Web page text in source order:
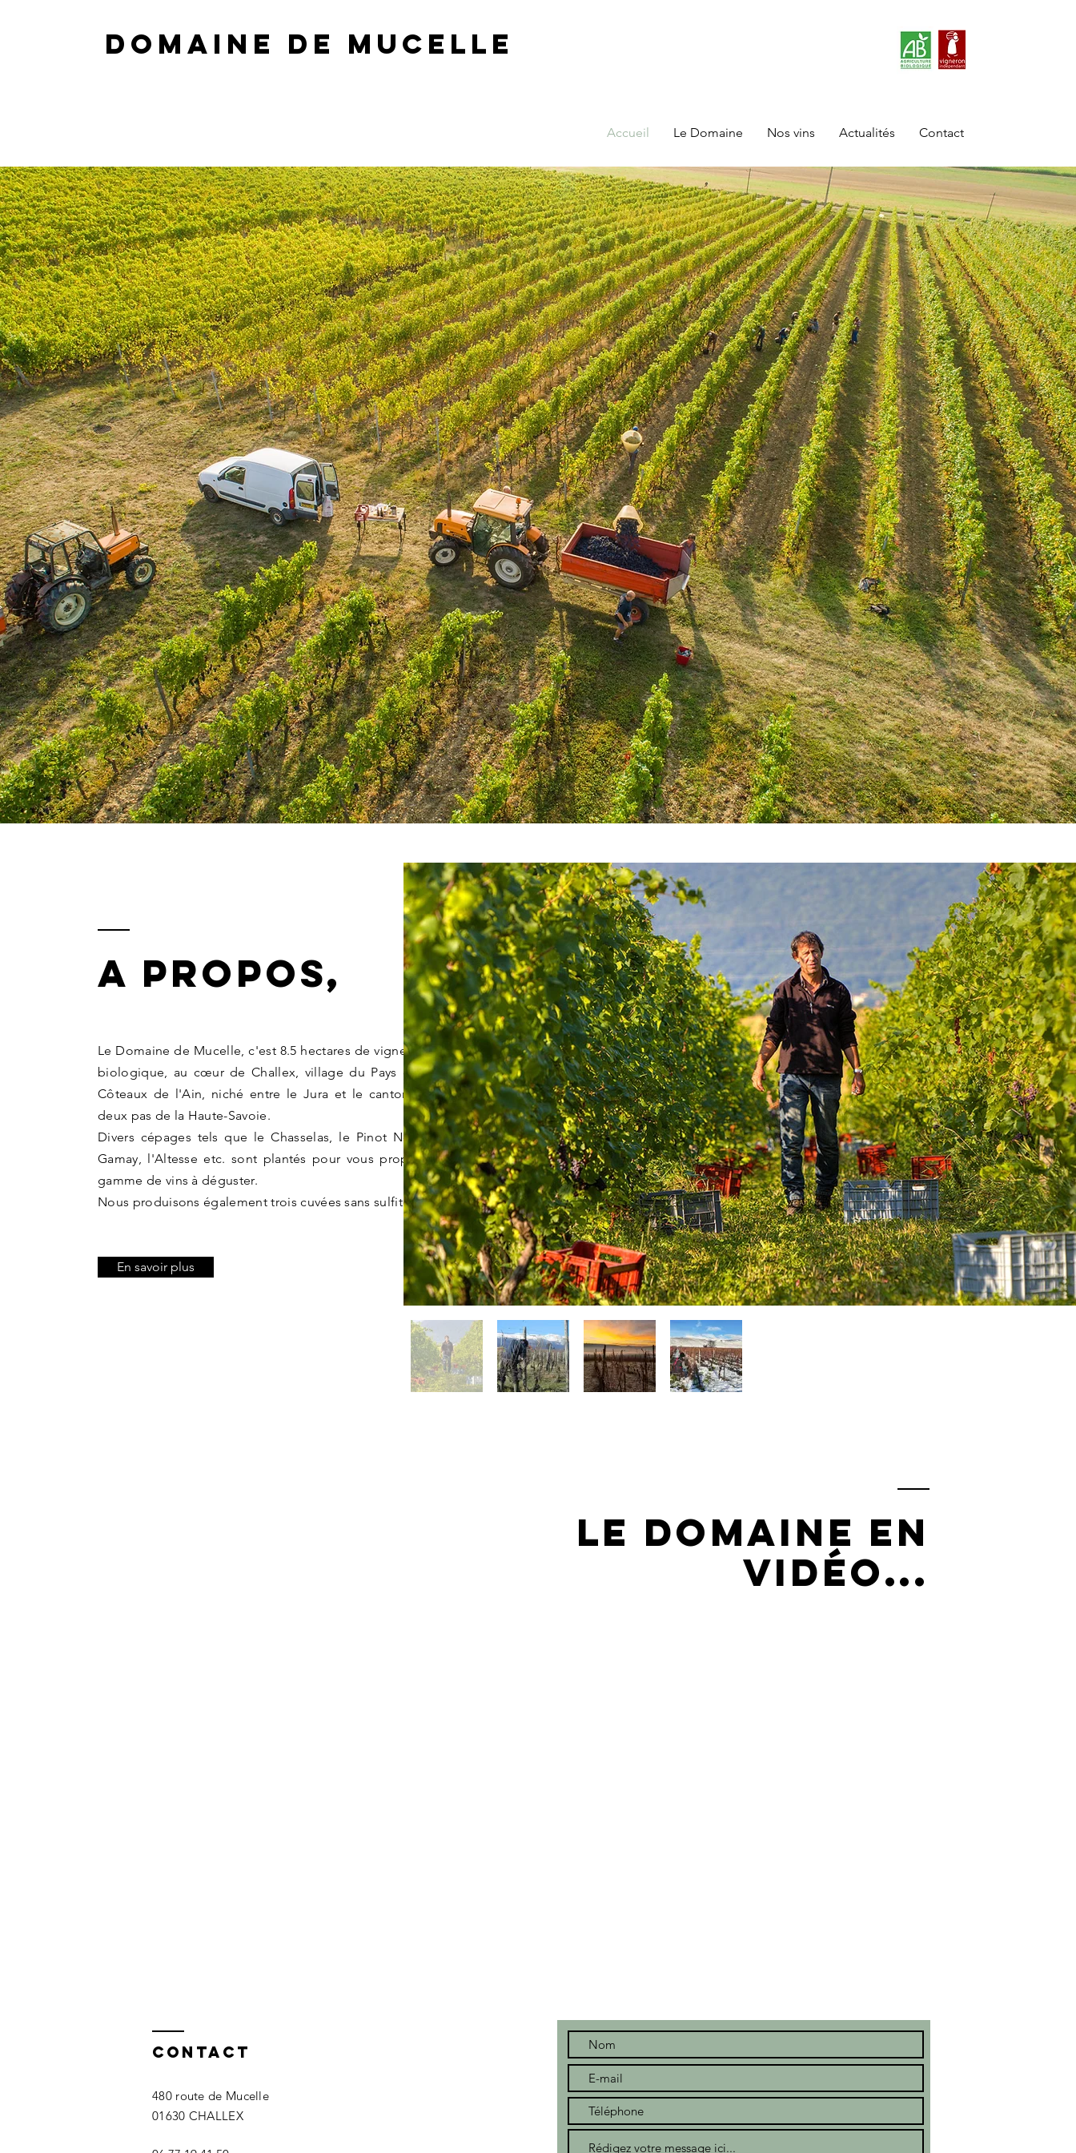
DOMAINE DE MUCELLE
Accueil Le Domaine Nos vins Actualités Contact
a PROPOS,
Le Domaine de Mucelle, c'est 8.5 hectares de vignes en agriculture
biologique, au cœur de Challex, village du Pays de Gex, en IGP
Côteaux de l'Ain, niché entre le Jura et le canton de Genève, à
deux pas de la Haute-Savoie.
Divers cépages tels que le Chasselas, le Pinot Noir, le Gamaret,
Gamay, l'Altesse etc. sont plantés pour vous proposer une large
gamme de vins à déguster.
Nous produisons également trois cuvées sans sulfites ajoutés.​
En savoir plus
Le domaine en
vidéo...
Contact
480 route de Mucelle
01630 CHALLEX